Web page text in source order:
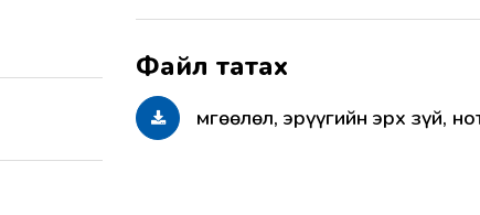
Өмгөөлөл, эрүүгийн эрх зүй,